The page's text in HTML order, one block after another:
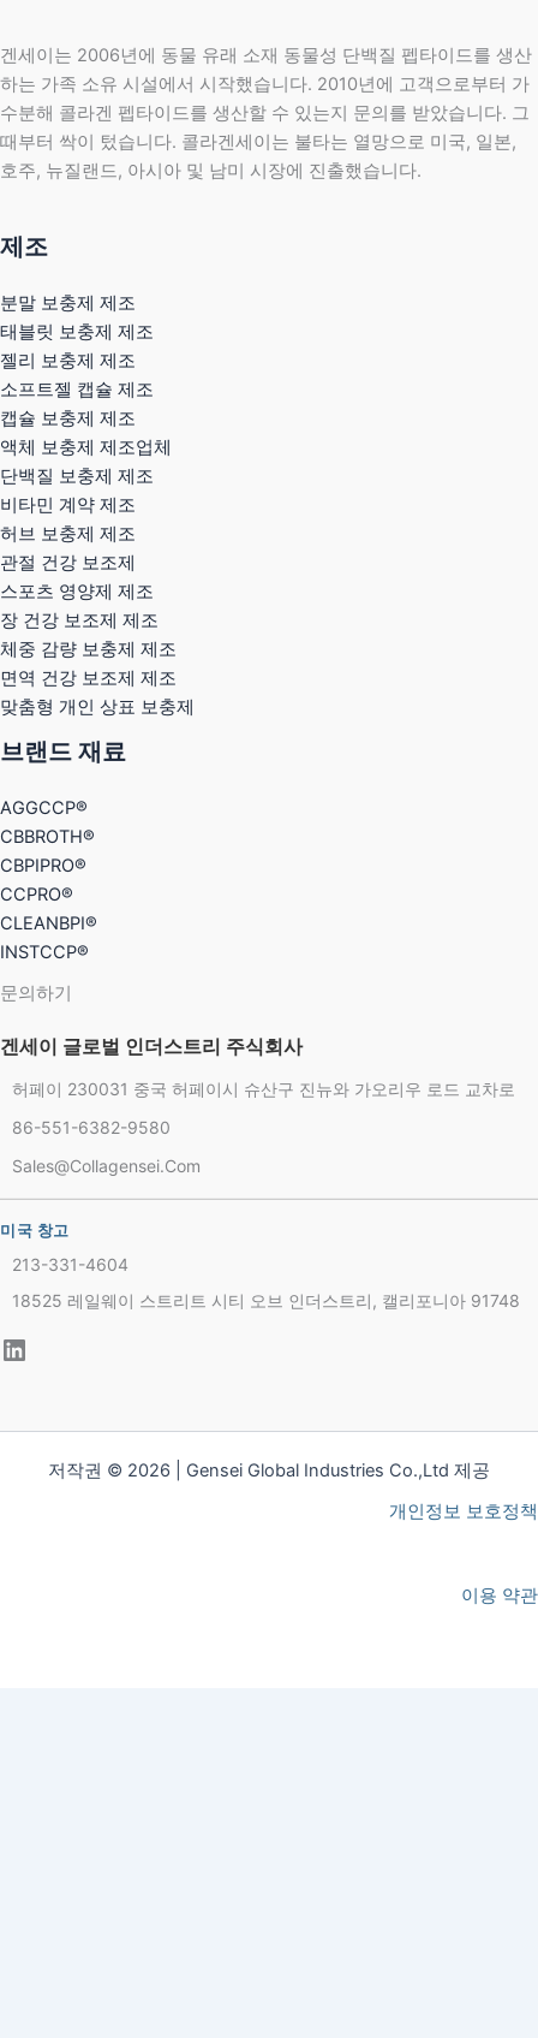
겐세이는 2006년에 동물 유래 소재 동물성 단백질 펩타이드를 생산
하는 가족 소유 시설에서 시작했습니다. 2010년에 고객으로부터 가
수분해 콜라겐 펩타이드를 생산할 수 있는지 문의를 받았습니다. 그
때부터 싹이 텄습니다. 콜라겐세이는 불타는 열망으로 미국, 일본,
호주, 뉴질랜드, 아시아 및 남미 시장에 진출했습니다.
제조
분말 보충제 제조
태블릿 보충제 제조
젤리 보충제 제조
소프트젤 캡슐 제조
캡슐 보충제 제조
액체 보충제 제조업체
단백질 보충제 제조
비타민 계약 제조
허브 보충제 제조
관절 건강 보조제
스포츠 영양제 제조
장 건강 보조제 제조
체중 감량 보충제 제조
면역 건강 보조제 제조
맞춤형 개인 상표 보충제
브랜드 재료
AGGCCP®
CBBROTH®
CBPIPRO®
CCPRO®
CLEANBPI®
INSTCCP®
문의하기
겐세이 글로벌 인더스트리 주식회사
허페이 230031 중국 허페이시 슈산구 진뉴와 가오리우 로드 교차로
86-551-6382-9580
Sales@collagensei.com
미국 창고
213-331-4604
18525 레일웨이 스트리트 시티 오브 인더스트리, 캘리포니아 91748
저작권 © 2026 | Gensei Global Industries Co.,Ltd 제공
개인정보 보호정책
이용 약관